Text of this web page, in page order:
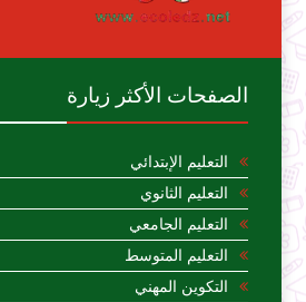
الصفحات الأكثر زيارة
التعليم الإبتدائي
التعليم الثانوي
التعليم الجامعي
التعليم المتوسط
التكوين المهني